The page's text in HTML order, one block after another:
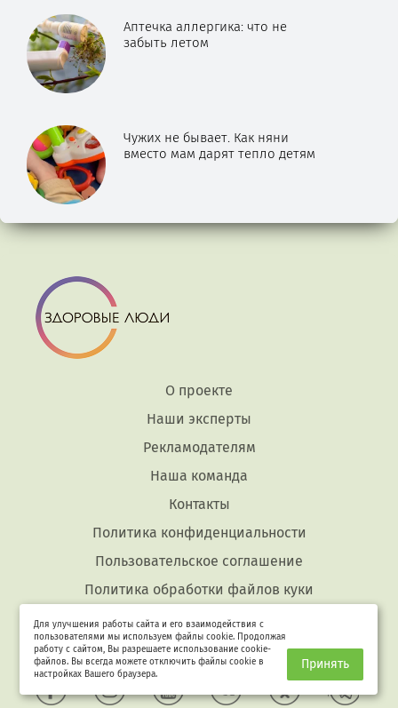
Аптечка аллергика: что не
забыть летом
Чужих не бывает. Как няни
вместо мам дарят тепло детям
О проекте
Наши эксперты
Рекламодателям
Наша команда
Контакты
Политика конфиденциальности
Пользовательское соглашение
Политика обработки файлов куки
Соцсети
Для улучшения работы сайта и его взаимодействия с
пользователями мы используем файлы cookie. Продолжая
работу с сайтом, Вы разрешаете использование cookie-
файлов. Вы всегда можете отключить файлы cookie в
настройках Вашего браузера.
Принять